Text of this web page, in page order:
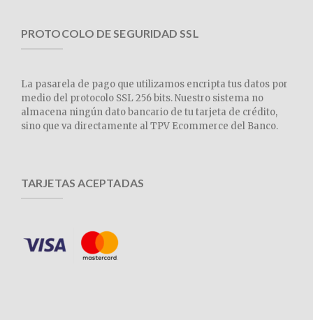
PROTOCOLO DE SEGURIDAD SSL
La pasarela de pago que utilizamos encripta tus datos por
medio del protocolo SSL 256 bits. Nuestro sistema no
almacena ningún dato bancario de tu tarjeta de crédito,
sino que va directamente al TPV Ecommerce del Banco.
TARJETAS ACEPTADAS